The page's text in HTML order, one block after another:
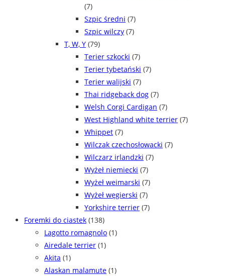
(7)
Szpic średni (7)
Szpic wilczy (7)
T, W, Y (79)
Terier szkocki (7)
Terier tybetański (7)
Terier walijski (7)
Thai ridgeback dog (7)
Welsh Corgi Cardigan (7)
West Highland white terrier (7)
Whippet (7)
Wilczak czechosłowacki (7)
Wilczarz irlandzki (7)
Wyżeł niemiecki (7)
Wyżeł weimarski (7)
Wyżeł węgierski (7)
Yorkshire terrier (7)
Foremki do ciastek (138)
Lagotto romagnolo (1)
Airedale terrier (1)
Akita (1)
Alaskan malamute (1)